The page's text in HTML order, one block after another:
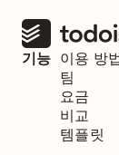
기능 이용 방
팀
요금
비교
템플릿